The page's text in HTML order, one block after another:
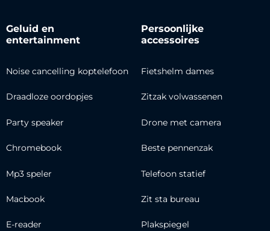
Geluid en
entertainment
Noise cancelling koptelefoon
Draadloze oordopjes
Party speaker
Chromebook
Mp3 speler
Macbook
E-reader
Persoonlijke
accessoires
Fietshelm dames
Zitzak volwassenen
Drone met camera
Beste pennenzak
Telefoon statief
Zit sta bureau
Plakspiegel